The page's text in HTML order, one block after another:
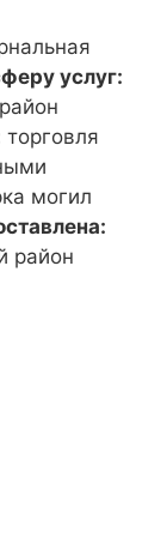
услуг:
торговля
могил
район